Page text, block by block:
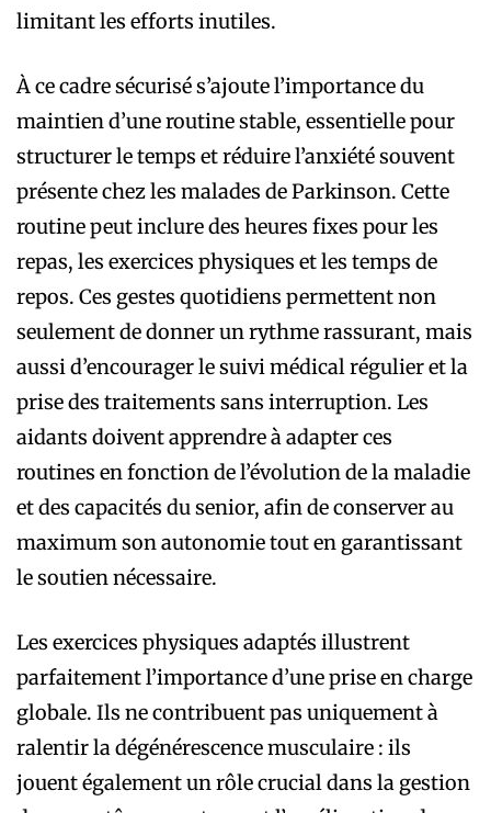
limitant les efforts inutiles.
À ce cadre sécurisé s’ajoute l’importance du
maintien d’une routine stable, essentielle pour
structurer le temps et réduire l’anxiété souvent
présente chez les malades de Parkinson. Cette
routine peut inclure des heures fixes pour les
repas, les exercices physiques et les temps de
repos. Ces gestes quotidiens permettent non
seulement de donner un rythme rassurant, mais
aussi d’encourager le suivi médical régulier et la
prise des traitements sans interruption. Les
aidants doivent apprendre à adapter ces
routines en fonction de l’évolution de la maladie
et des capacités du senior, afin de conserver au
maximum son autonomie tout en garantissant
le soutien nécessaire.
Les exercices physiques adaptés illustrent
parfaitement l’importance d’une prise en charge
globale. Ils ne contribuent pas uniquement à
ralentir la dégénérescence musculaire : ils
jouent également un rôle crucial dans la gestion